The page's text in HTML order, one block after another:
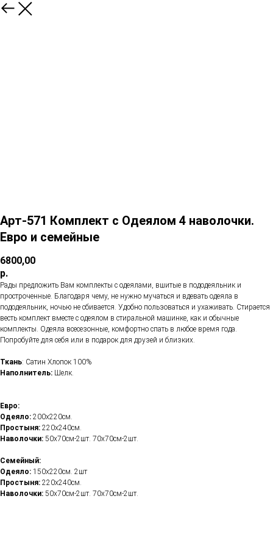
Арт-571 Комплект с Одеялом 4 наволочки.
Евро и семейные
6800,00
р.
Рады предложить Вам комплекты с одеялами, вшитые в пододеяльник и
простроченные. Благодаря чему, не нужно мучаться и вдевать одеяла в
пододеяльник, ночью не сбивается. Удобно пользоваться и ухаживать. Стирается
весть комплект вместе с одеялом в стиральной машинке, как и обычные
комплекты. Одеяла всесезонные, комфортно спать в любое время года.
Попробуйте для себя или в подарок для друзей и близких.
Ткань: Сатин Хлопок 100%
Наполнитель: Шелк.
Евро:
Одеяло: 200х220см.
Простыня: 220х240см.
Наволочки: 50х70см-2шт. 70х70см-2шт.
Семейный:
Одеяло: 150х220см. 2шт
Простыня: 220х240см.
Наволочки: 50х70см-2шт. 70х70см-2шт.